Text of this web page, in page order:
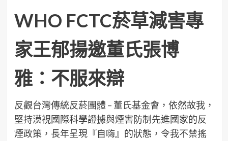
WHO FCTC菸草減害專
家王郁揚邀董氏張博
雅：不服來辯
反觀台灣傳統反菸團體 – 董氏基金會，依然故我，
堅持漠視國際科學證據與煙害防制先進國家的反
煙政策，長年呈現『自嗨』的狀態，令我不禁搖